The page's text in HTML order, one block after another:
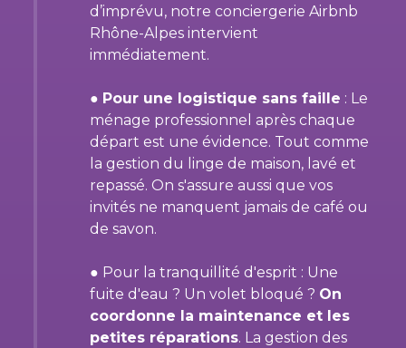
d’imprévu, notre conciergerie Airbnb
Rhône-Alpes intervient
immédiatement.
● Pour une logistique sans faille : Le
ménage professionnel après chaque
départ est une évidence. Tout comme
la gestion du linge de maison, lavé et
repassé. On s'assure aussi que vos
invités ne manquent jamais de café ou
de savon.
● Pour la tranquillité d'esprit : Une
fuite d'eau ? Un volet bloqué ? On
coordonne la maintenance et les
petites réparations. La gestion des